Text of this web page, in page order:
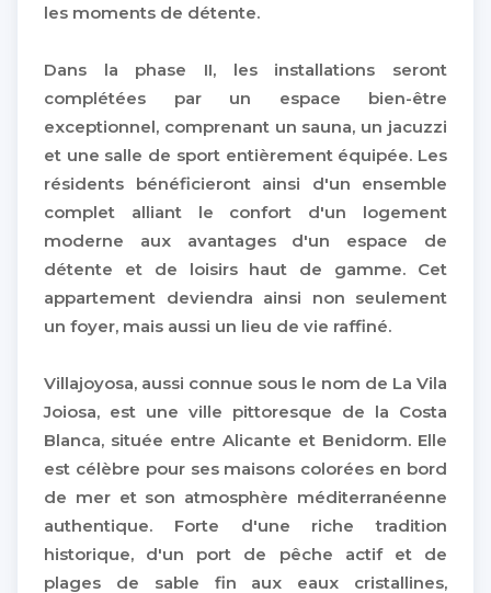
les moments de détente.
Dans la phase II, les installations seront
complétées par un espace bien-être
exceptionnel, comprenant un sauna, un jacuzzi
et une salle de sport entièrement équipée. Les
résidents bénéficieront ainsi d'un ensemble
complet alliant le confort d'un logement
moderne aux avantages d'un espace de
détente et de loisirs haut de gamme. Cet
appartement deviendra ainsi non seulement
un foyer, mais aussi un lieu de vie raffiné.
Villajoyosa, aussi connue sous le nom de La Vila
Joiosa, est une ville pittoresque de la Costa
Blanca, située entre Alicante et Benidorm. Elle
est célèbre pour ses maisons colorées en bord
de mer et son atmosphère méditerranéenne
authentique. Forte d'une riche tradition
historique, d'un port de pêche actif et de
plages de sable fin aux eaux cristallines,